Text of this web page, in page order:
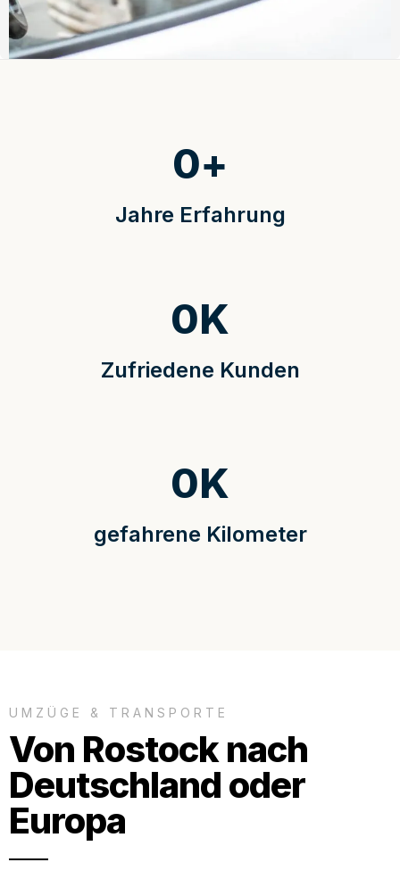
Jahre Erfahrung
0+
Zufriedene Kunden
0K
gefahrene Kilometer
0K
UMZÜGE & TRANSPORTE
Von Rostock nach
Deutschland oder
Europa